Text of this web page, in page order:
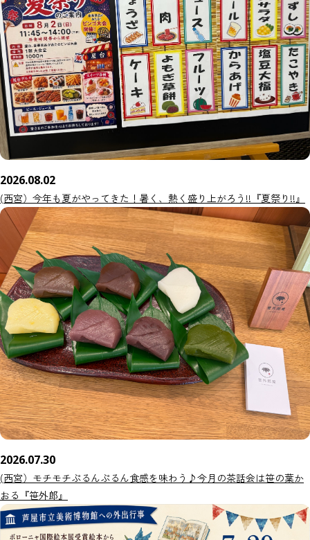
2026.08.02
(西宮）今年も夏がやってきた！暑く、熱く盛り上がろう!!『夏祭り!!』
2026.07.30
(西宮）モチモチぷるんぷるん食感を味わう♪今月の茶話会は笹の葉か
おる『笹外郎』